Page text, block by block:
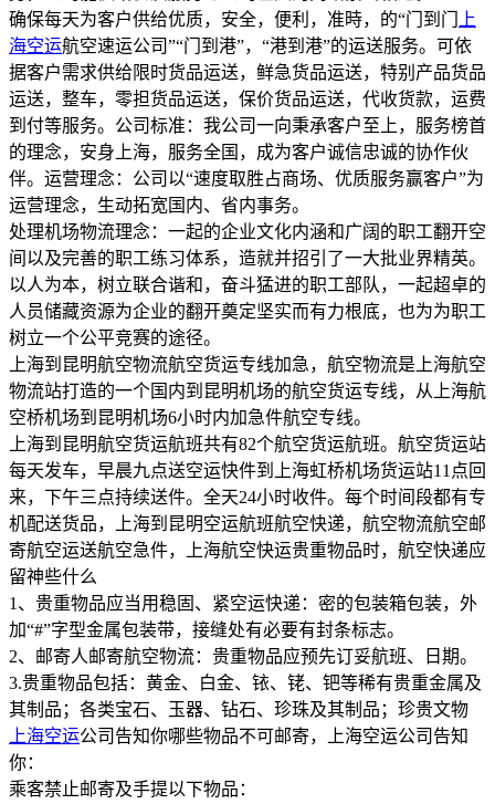
确保每天为客户供给优质，安全，便利，准時，的“门到门
上
海空运航空速运公司”“门到港”，“港到港”的运送服务。可依
据客户需求供给限时货品运送，鲜急货品运送，特别产品货品
运送，整车，零担货品运送，保价货品运送，代收货款，运费
到付等服务。公司标准：我公司一向秉承客户至上，服务榜首
的理念，安身上海，服务全国，成为客户诚信忠诚的协作伙
伴。运营理念：公司以“速度取胜占商场、优质服务赢客户”为
运营理念，生动拓宽国内、省内事务。
处理机场物流理念：一起的企业文化内涵和广阔的职工翻开空
间以及完善的职工练习体系，造就并招引了一大批业界精英。
以人为本，树立联合谐和，奋斗猛进的职工部队，一起超卓的
人员储藏资源为企业的翻开奠定坚实而有力根底，也为为职工
树立一个公平竞赛的途径。
上海到昆明航空物流航空货运专线加急，航空物流是上海航空
物流站打造的一个国内到昆明机场的航空货运专线，从上海航
空桥机场到昆明机场6小时内加急件航空专线。
上海到昆明航空货运航班共有82个航空货运航班。航空货运站
每天发车，早晨九点送空运快件到上海虹桥机场货运站11点回
来，下午三点持续送件。全天24小时收件。每个时间段都有专
机配送货品，上海到昆明空运航班航空快递，航空物流航空邮
寄航空运送航空急件，上海航空快运贵重物品时，航空快递应
留神些什么
1、贵重物品应当用稳固、紧空运快递：密的包装箱包装，外
加“#”字型金属包装带，接缝处有必要有封条标志。
2、邮寄人邮寄航空物流：贵重物品应预先订妥航班、日期。
3.贵重物品包括：黄金、白金、铱、铑、钯等稀有贵重金属及
其制品；各类宝石、玉器、钻石、珍珠及其制品；珍贵文物
上海空运公司告知你哪些物品不可邮寄，上海空运公司告知
你：
乘客禁止邮寄及手提以下物品：